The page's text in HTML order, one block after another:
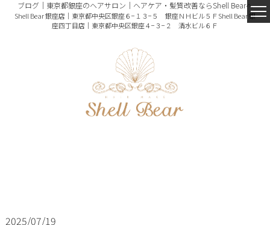
ブログ｜東京都銀座のヘアサロン｜ヘアケア・髪質改善ならShell Bearへ
Shell Bear 銀座店｜東京都中央区銀座６−１３−５ 銀座ＮＨビル５ＦShell Bear 銀
座四丁目店｜東京都中央区銀座４−３−２ 清水ビル６Ｆ
2025/07/19